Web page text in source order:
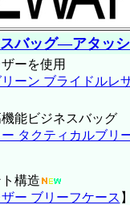
スバッグ―アタッ
ーを使用
ーン ブライドルレ
能ビジネスバッグ
タクティカルブリ
構造
ー ブリーフケース